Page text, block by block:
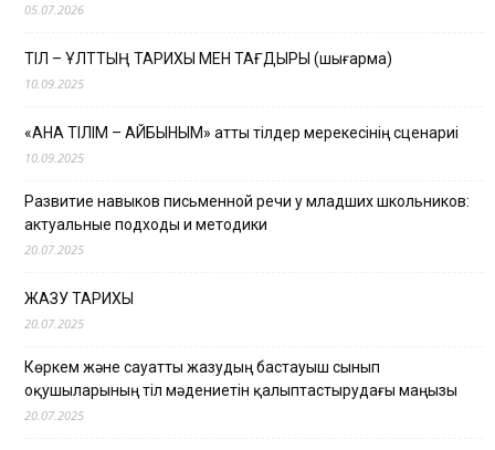
05.07.2026
ТІЛ – ҰЛТТЫҢ ТАРИХЫ МЕН ТАҒДЫРЫ (шығарма)
10.09.2025
«АНА ТІЛІМ – АЙБЫНЫМ» атты тілдер мерекесінің сценариі
10.09.2025
Развитие навыков письменной речи у младших школьников:
актуальные подходы и методики
20.07.2025
ЖАЗУ ТАРИХЫ
20.07.2025
Көркем және сауатты жазудың бастауыш сынып
оқушыларының тіл мәдениетін қалыптастырудағы маңызы
20.07.2025